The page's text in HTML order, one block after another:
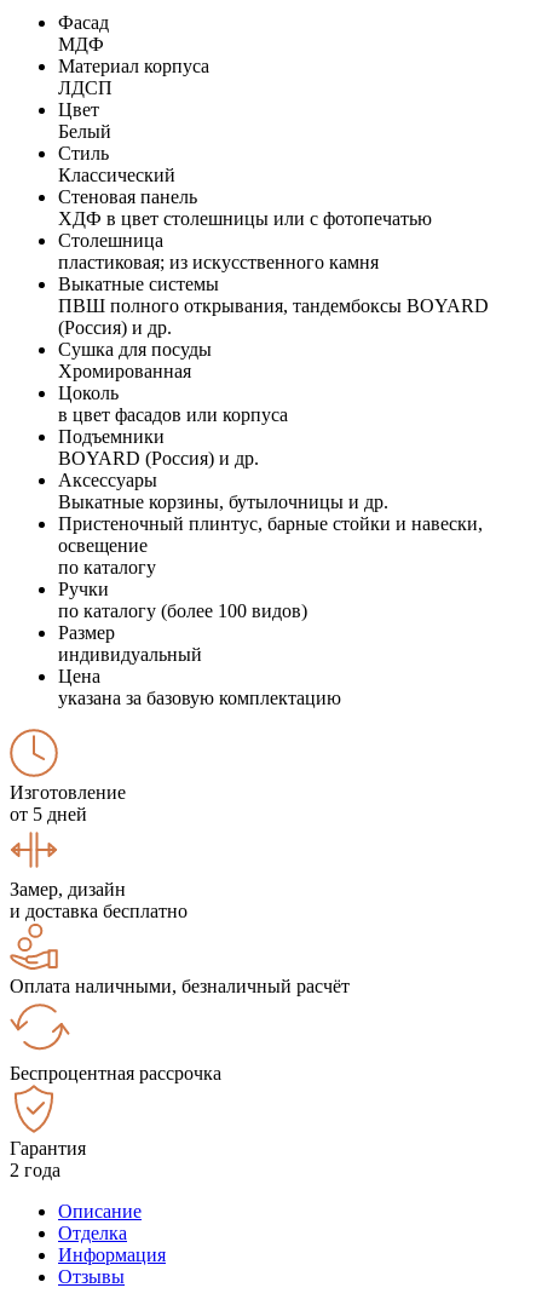
Фасад
МДФ
Материал корпуса
ЛДСП
Цвет
Белый
Стиль
Классический
Стеновая панель
ХДФ в цвет столешницы или с фотопечатью
Столешница
пластиковая; из искусственного камня
Выкатные системы
ПВШ полного открывания, тандембоксы BOYARD
(Россия) и др.
Сушка для посуды
Хромированная
Цоколь
в цвет фасадов или корпуса
Подъемники
BOYARD (Россия) и др.
Аксессуары
Выкатные корзины, бутылочницы и др.
Пристеночный плинтус, барные стойки и навески,
освещение
по каталогу
Ручки
по каталогу (более 100 видов)
Размер
индивидуальный
Цена
указана за базовую комплектацию
Изготовление
от 5 дней
Замер, дизайн
и доставка бесплатно
Оплата наличными, безналичный расчёт
Беспроцентная рассрочка
Гарантия
2 года
Описание
Отделка
Информация
Отзывы